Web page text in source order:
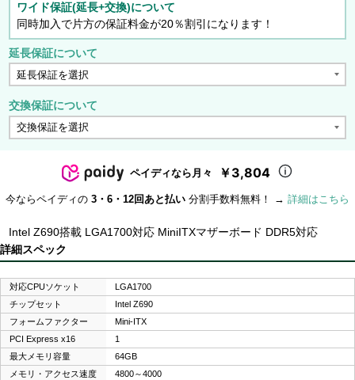
ワイド保証(延長+交換)について
同時加入で片方の保証料金が20％割引になります！
延長保証について
交換保証について
ペイディなら月々 ￥3,804
今ならペイディの 3・6・12回あと払い 分割手数料無料！ → 詳細はこちら
Intel Z690搭載 LGA1700対応 MiniITXマザーボード DDR5対応
詳細スペック
対応CPUソケット
LGA1700
チップセット
Intel Z690
フォームファクター
Mini-ITX
PCI Express x16
1
最大メモリ容量
64GB
メモリ・アクセス速度
4800～4000